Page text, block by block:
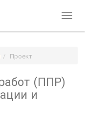
Проект
(ППР)
и